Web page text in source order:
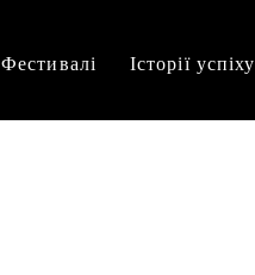
Фестивалі Історії успіху